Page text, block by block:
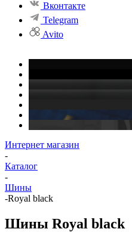
Вконтакте
Telegram
Avito
Интернет магазин
-
Каталог
-
Шины
-Royal black
Шины Royal black